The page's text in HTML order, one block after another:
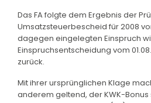
Das FA folgte dem Ergebnis der
Umsatzsteuerbescheid für 2008 vom
dagegen eingelegten Einspruch
Einspruchsentscheidung vom
zurück.
Mit ihrer ursprünglichen Klage
anderem geltend, der KWK-